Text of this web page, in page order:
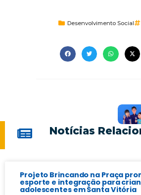
Desenvolvimento Social
Notícias
Projeto Brincando na Praça
esporte e integração para
adolescentes em Santa Vitória